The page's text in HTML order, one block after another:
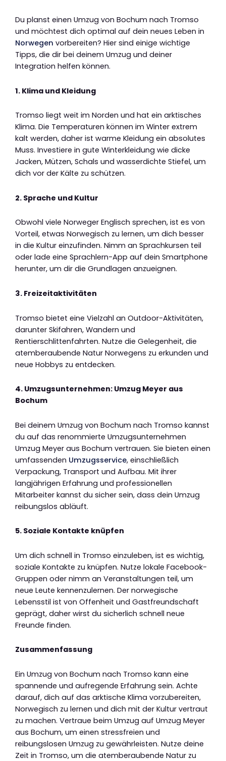
Du planst einen Umzug von Bochum nach Tromso
und möchtest dich optimal auf dein neues Leben in
Norwegen vorbereiten? Hier sind einige wichtige
Tipps, die dir bei deinem Umzug und deiner
Integration helfen können.
1. Klima und Kleidung
Tromso liegt weit im Norden und hat ein arktisches
Klima. Die Temperaturen können im Winter extrem
kalt werden, daher ist warme Kleidung ein absolutes
Muss. Investiere in gute Winterkleidung wie dicke
Jacken, Mützen, Schals und wasserdichte Stiefel, um
dich vor der Kälte zu schützen.
2. Sprache und Kultur
Obwohl viele Norweger Englisch sprechen, ist es von
Vorteil, etwas Norwegisch zu lernen, um dich besser
in die Kultur einzufinden. Nimm an Sprachkursen teil
oder lade eine Sprachlern-App auf dein Smartphone
herunter, um dir die Grundlagen anzueignen.
3. Freizeitaktivitäten
Tromso bietet eine Vielzahl an Outdoor-Aktivitäten,
darunter Skifahren, Wandern und
Rentierschlittenfahrten. Nutze die Gelegenheit, die
atemberaubende Natur Norwegens zu erkunden und
neue Hobbys zu entdecken.
4. Umzugsunternehmen: Umzug Meyer aus
Bochum
Bei deinem Umzug von Bochum nach Tromso kannst
du auf das renommierte Umzugsunternehmen
Umzug Meyer aus Bochum vertrauen. Sie bieten einen
umfassenden Umzugsservice, einschließlich
Verpackung, Transport und Aufbau. Mit ihrer
langjährigen Erfahrung und professionellen
Mitarbeiter kannst du sicher sein, dass dein Umzug
reibungslos abläuft.
5. Soziale Kontakte knüpfen
Um dich schnell in Tromso einzuleben, ist es wichtig,
soziale Kontakte zu knüpfen. Nutze lokale Facebook-
Gruppen oder nimm an Veranstaltungen teil, um
neue Leute kennenzulernen. Der norwegische
Lebensstil ist von Offenheit und Gastfreundschaft
geprägt, daher wirst du sicherlich schnell neue
Freunde finden.
Zusammenfassung
Ein Umzug von Bochum nach Tromso kann eine
spannende und aufregende Erfahrung sein. Achte
darauf, dich auf das arktische Klima vorzubereiten,
Norwegisch zu lernen und dich mit der Kultur vertraut
zu machen. Vertraue beim Umzug auf Umzug Meyer
aus Bochum, um einen stressfreien und
reibungslosen Umzug zu gewährleisten. Nutze deine
Zeit in Tromso, um die atemberaubende Natur zu